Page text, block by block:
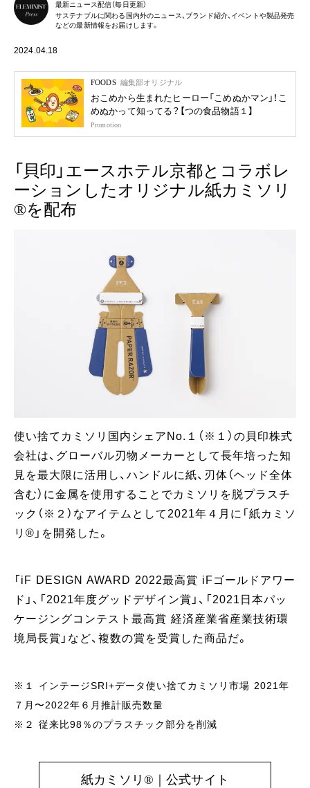
最新ニュース配信（毎日更新）
サステナブルに関わる国内外のニュース、ブランド紹介、イベントや製品発売
などの最新情報をお届けします。
2024.04.18
FOODS 編集部オリジナル
おこめから生まれたヒーロー「こめぬかマン」！こ
めぬかって知ってる？【つの食品物語１】
Promotion
「貝印」エースホテル京都とコラボレ
ーションしたオリジナル紙カミソリ
®を配布
使い捨てカミソリ国内シェアNo.１（※１）の貝印株式
会社は、グローバル刃物メーカーとして長年培った知
見を最大限に活用し、ハンドルに紙、刃体（ヘッド全体
含む）に金属を使用することでカミソリを脱プラスチ
ック（※２）なアイテムとして2021年４月に「紙カミソ
リ®」を開発した。
「iF DESIGN AWARD 2022最高賞 iFゴールドアワー
ド」、「2021年度グッドデザイン賞」、「2021日本パッ
ケージングコンテスト最高賞 経済産業省産業技術環
境局長賞」など、複数の賞を受賞した商品だ。
※１ インテージSRI+データ使い捨てカミソリ市場 2021年
７月〜2022年６月推計販売数量
※２ 従来比98％のプラスチック部分を削減
紙カミソリ®｜公式サイト